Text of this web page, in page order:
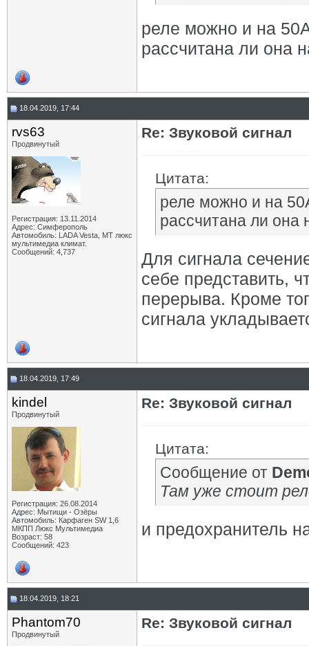
реле можно и на
рассчитана ли она
18.04.2019, 17:44
rvs63
Продвинутый
Регистрация: 13.11.2014
Адрес: Симферополь
Автомобиль: LADA Vesta, МТ люкс
мультимедиа климат.
Сообщений: 4,737
Re: Звуковой сигнал
Цитата:
реле можно и на
рассчитана ли она
Для сигнала
себе представить,
перерыва. Кроме
сигнала
18.04.2019, 17:49
kindel
Продвинутый
Регистрация: 26.08.2014
Адрес: Мытищи - Озёры
Автомобиль: Карфаген SW 1,6
МКПП Люкс Мультимедиа
Возраст: 58
Сообщений: 423
Re: Звуковой сигнал
Цитата:
Сообщение от
Там уже стоит
и предохранитель
18.04.2019, 18:21
Phantom70
Продвинутый
Re: Звуковой сигнал